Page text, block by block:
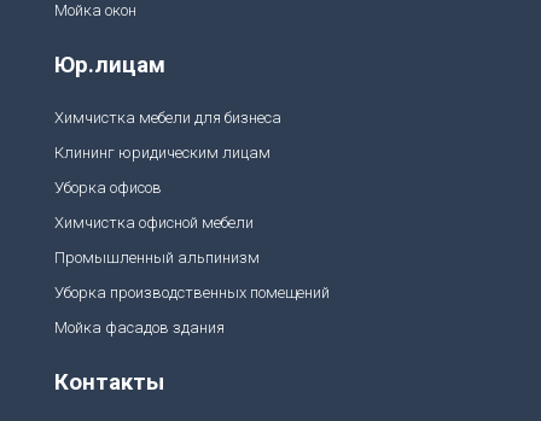
Мойка окон
Юр.лицам
Химчистка мебели для бизнеса
Клининг юридическим лицам
Уборка офисов
Химчистка офисной мебели
Промышленный альпинизм
Уборка производственных помещений
Мойка фасадов здания
Контакты